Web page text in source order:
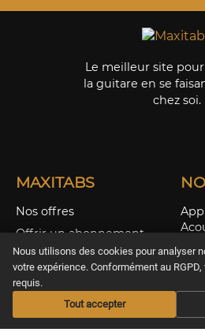
Le meilleur site
la guitare en se
chez soi.
MAXITABS
Nos offres
Offrir un abonnement
Les Infos musicales
Aide / FAQS
CGV & Confidentialité
Nous utilisons des cookies pour analyser
votre expérience. Conformément au
requis.
Tout accepter